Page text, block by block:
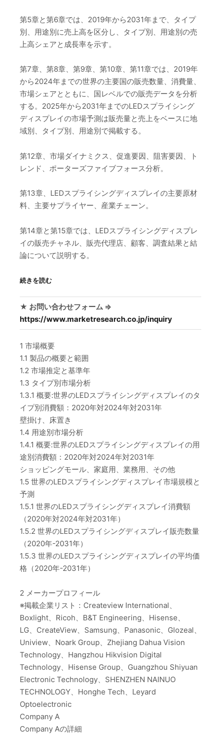
第5章と第6章では、2019年から2031年まで、タイプ
別、用途別に売上高を区分し、タイプ別、用途別の売
上高シェアと成長率を示す。
第7章、第8章、第9章、第10章、第11章では、2019年
から2024年までの世界の主要国の販売数量、消費量、
市場シェアとともに、国レベルでの販売データを分析
する。2025年から2031年までのLEDスプライシング
ディスプレイの市場予測は販売量と売上をベースに地
域別、タイプ別、用途別で掲載する。
第12章、市場ダイナミクス、促進要因、阻害要因、ト
レンド、ポーターズファイブフォース分析。
第13章、LEDスプライシングディスプレイの主要原材
料、主要サプライヤー、産業チェーン。
第14章と第15章では、LEDスプライシングディスプレ
イの販売チャネル、販売代理店、顧客、調査結果と結
論について説明する。
続きを読む
★ お問い合わせフォーム ⇒
https://www.marketresearch.co.jp/inquiry
1 市場概要
1.1 製品の概要と範囲
1.2 市場推定と基準年
1.3 タイプ別市場分析
1.3.1 概要:世界のLEDスプライシングディスプレイのタ
イプ別消費額：2020年対2024年対2031年
壁掛け、床置き
1.4 用途別市場分析
1.4.1 概要:世界のLEDスプライシングディスプレイの用
途別消費額：2020年対2024年対2031年
ショッピングモール、家庭用、業務用、その他
1.5 世界のLEDスプライシングディスプレイ市場規模と
予測
1.5.1 世界のLEDスプライシングディスプレイ消費額
（2020年対2024年対2031年）
1.5.2 世界のLEDスプライシングディスプレイ販売数量
（2020年-2031年）
1.5.3 世界のLEDスプライシングディスプレイの平均価
格（2020年-2031年）
2 メーカープロフィール
※掲載企業リスト：Createview International、
Boxlight、Ricoh、B&T Engineering、Hisense、
LG、CreateView、Samsung、Panasonic、Glozeal、
Uniview、Noark Group、Zhejiang Dahua Vision
Technology、Hangzhou Hikvision Digital
Technology、Hisense Group、Guangzhou Shiyuan
Electronic Technology、SHENZHEN NAINUO
TECHNOLOGY、Honghe Tech、Leyard
Optoelectronic
Company A
Company Aの詳細